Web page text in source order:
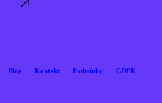
Blog Kontakt Podmínky GDPR